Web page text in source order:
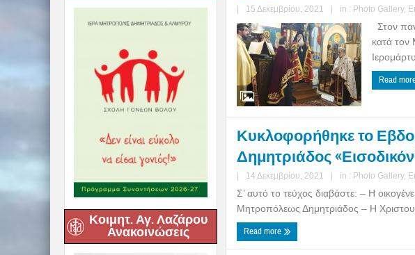
Κοιμητ. Αγ. Λαζάρου
Ανακοινώσεις
15 Δεκεμβρίου, 2021 in : Photo Gallery,
Στον
κατά τον
Read
Κυκλοφορήθηκε το
Δημητριάδος
14 Δεκεμβρίου, 2021 in : Photo Gallery,
Σ’ αυτό το τεύχος διαβάστε: – Η
Μητροπόλεως Δημητριάδος – Η
Read more